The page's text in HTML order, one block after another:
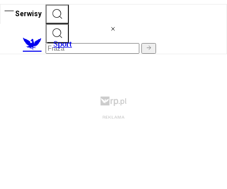
Serwisy
Sport